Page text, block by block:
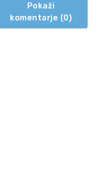
Pokaži
komentarje (0)